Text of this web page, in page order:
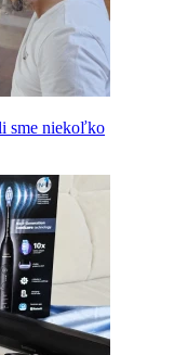
sme niekoľko